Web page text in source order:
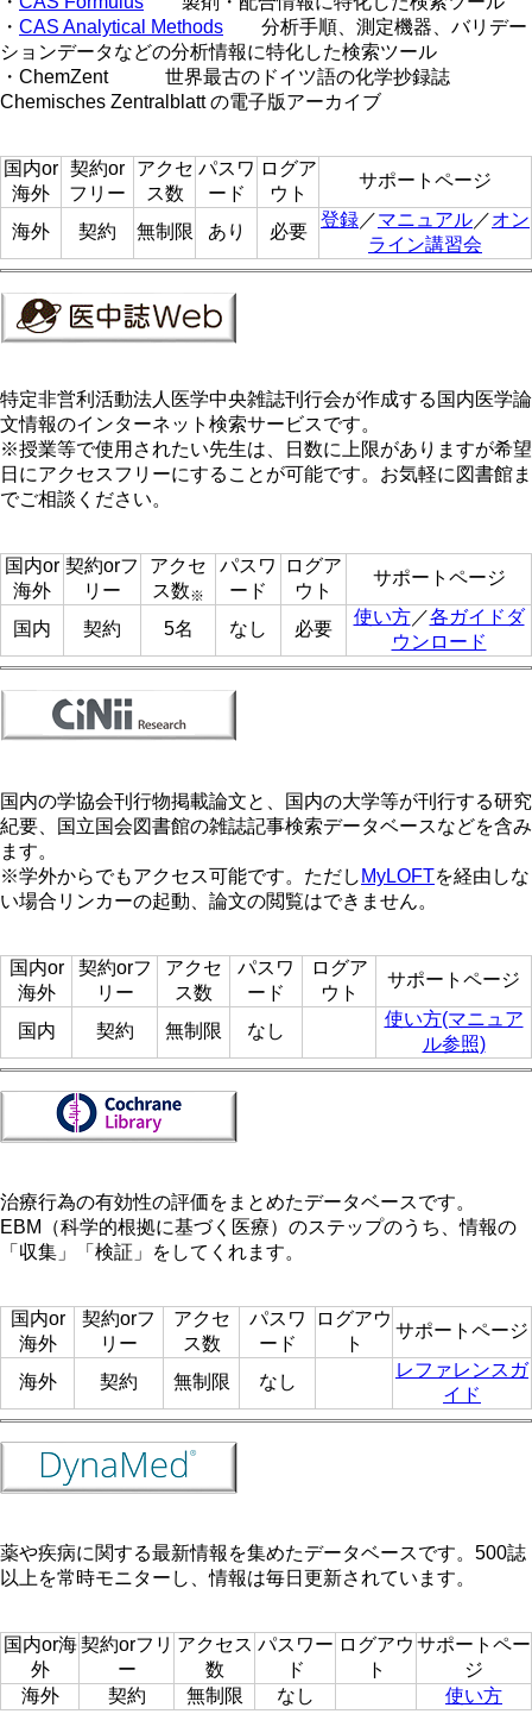
・ CAS Analytical Methods 分析手順、測定機器、バリデー
ションデータなどの分析情報に特化した検索ツール
・ChemZent 世界最古のドイツ語の化学抄録誌
Chemisches Zentralblatt の電子版アーカイブ
国内or
海外
契約or
フリー
アクセ
ス数
パスワ
ード
ログア
ウト
サポートページ
海外 契約 無制限 あり 必要
登録／マニュアル／オン
ライン講習会
特定非営利活動法人医学中央雑誌刊行会が作成する国内医学論
文情報のインターネット検索サービスです。
※授業等で使用されたい先生は、日数に上限がありますが希望
日にアクセスフリーにすることが可能です。お気軽に図書館ま
でご相談ください。
国内or
海外
契約orフ
リー
アクセ
ス数※
パスワ
ード
ログア
ウト
サポートページ
国内 契約 5名 なし 必要
使い方／各ガイドダ
ウンロード
国内の学協会刊行物掲載論文と、国内の大学等が刊行する研究
紀要、国立国会図書館の雑誌記事検索データベースなどを含み
ます。
※学外からでもアクセス可能です。ただし MyLOFTを経由しな
い場合リンカーの起動、論文の閲覧はできません。
国内or
海外
契約orフ
リー
アクセ
ス数
パスワ
ード
ログア
ウト
サポートページ
国内 契約 無制限 なし
使い方(マニュア
ル参照)
治療行為の有効性の評価をまとめたデータベースです。
EBM（科学的根拠に基づく医療）のステップのうち、情報の
「収集」「検証」をしてくれます。
国内or
海外
契約orフ
リー
アクセ
ス数
パスワ
ード
ログアウ
ト
サポートページ
海外 契約 無制限 なし
レファレンスガ
イド
薬や疾病に関する最新情報を集めたデータベースです。500誌
以上を常時モニターし、情報は毎日更新されています。
国内or海
外
契約orフリ
ー
アクセス
数
パスワー
ド
ログアウ
ト
サポートペー
ジ
海外
契約 無制限 なし 使い方